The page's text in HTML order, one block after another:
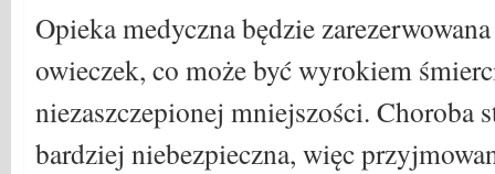
Opieka medyczna będzie
owieczek, co może być wyrokiem
niezaszczepionej mniejszości. Choroba
bardziej niebezpieczna, więc